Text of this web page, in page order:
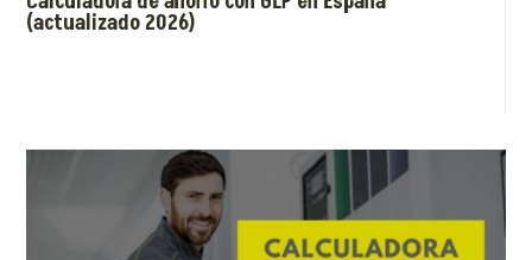
(actualizado 2026)